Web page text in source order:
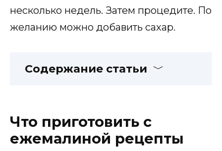
несколько недель. Затем процедите. По
желанию можно добавить сахар.
Содержание статьи
Что приготовить с
ежемалиной рецепты